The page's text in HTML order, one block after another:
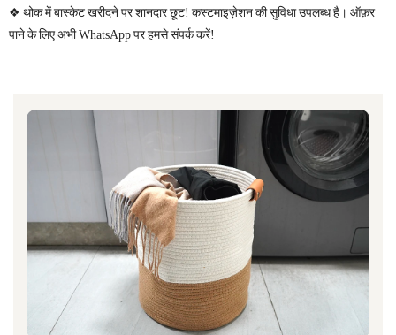
❖ थोक में बास्केट खरीदने पर शानदार छूट! कस्टमाइज़ेशन की सुविधा उपलब्ध है। ऑफ़र
पाने के लिए अभी WhatsApp पर हमसे संपर्क करें!